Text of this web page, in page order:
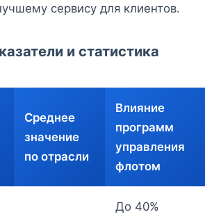
сервису для клиентов.
и статистика
Среднее
значение
по отрасли
Влияние
программ
управления
флотом
До 40%